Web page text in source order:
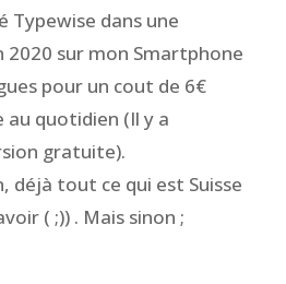
Typewise dans une
2020 sur mon Smartphone
pour un cout de 6€
au quotidien (Il y a
gratuite).
déjà tout ce qui est Suisse
( ;)) . Mais sinon ;